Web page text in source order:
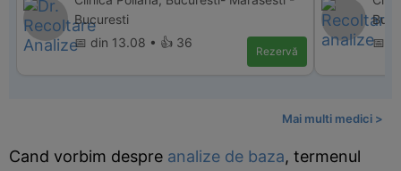
Bucuresti
📅 din 13.08 • 👍 36
Rezervă
📅
Mai multi medici >
Cand vorbim despre analize de baza, termenul